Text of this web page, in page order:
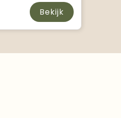
Bekijk